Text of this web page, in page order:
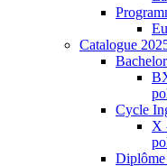
Catalogue
Bachelor
Cycle
X
Diplôme